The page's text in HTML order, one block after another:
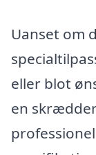
Uanset om
eller blot
en